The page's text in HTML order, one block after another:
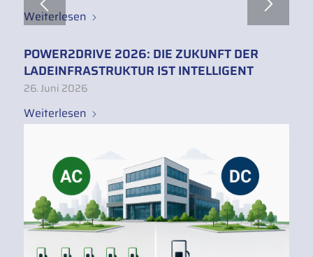
Weiterlesen
POWER2DRIVE 2026: DIE ZUKUNFT DER
LADEINFRASTRUKTUR IST INTELLIGENT
26. Juni 2026
Weiterlesen